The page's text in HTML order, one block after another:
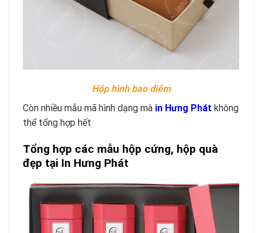
Hộp hình bao diêm
Còn nhiều mẫu mã hình dạng mà in Hưng Phát không
thể tổng hợp hết
Tổng hợp các mẫu hộp cứng, hộp quà
đẹp tại In Hưng Phát